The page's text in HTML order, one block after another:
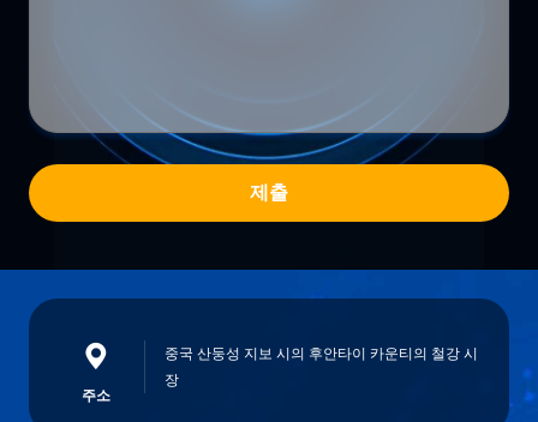
제출
주소
중국 산둥성 지보 시의 후안타이 카운티의 철강 시
장